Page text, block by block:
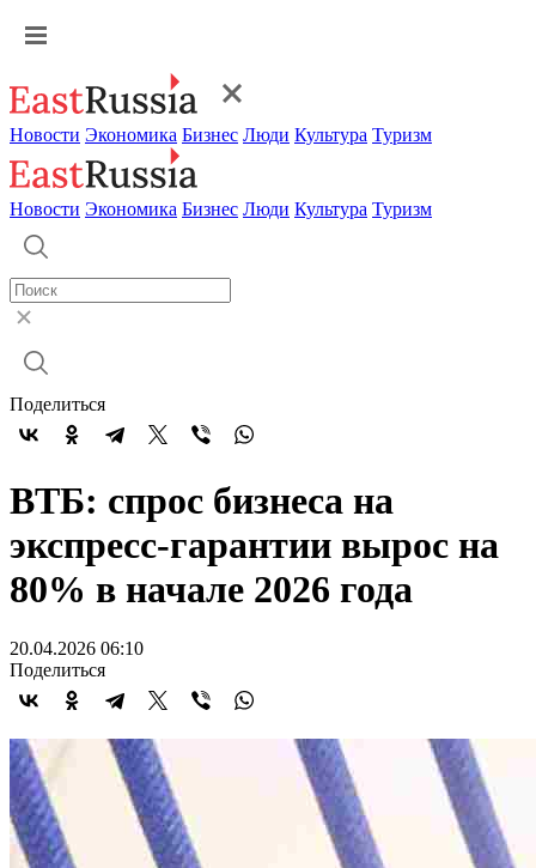
Новости Экономика Бизнес Люди Культура Туризм
Новости Экономика Бизнес Люди Культура Туризм
Поделиться
ВТБ: спрос бизнеса на
экспресс-гарантии вырос на
80% в начале 2026 года
20.04.2026 06:10
Поделиться